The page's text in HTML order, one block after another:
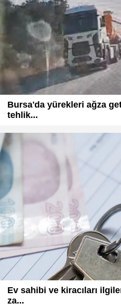
Bursa'da yürekleri ağza
tehlik...
Ev sahibi ve kiracıları
za...